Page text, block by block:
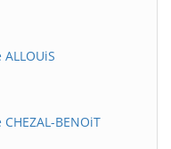
BENOiT